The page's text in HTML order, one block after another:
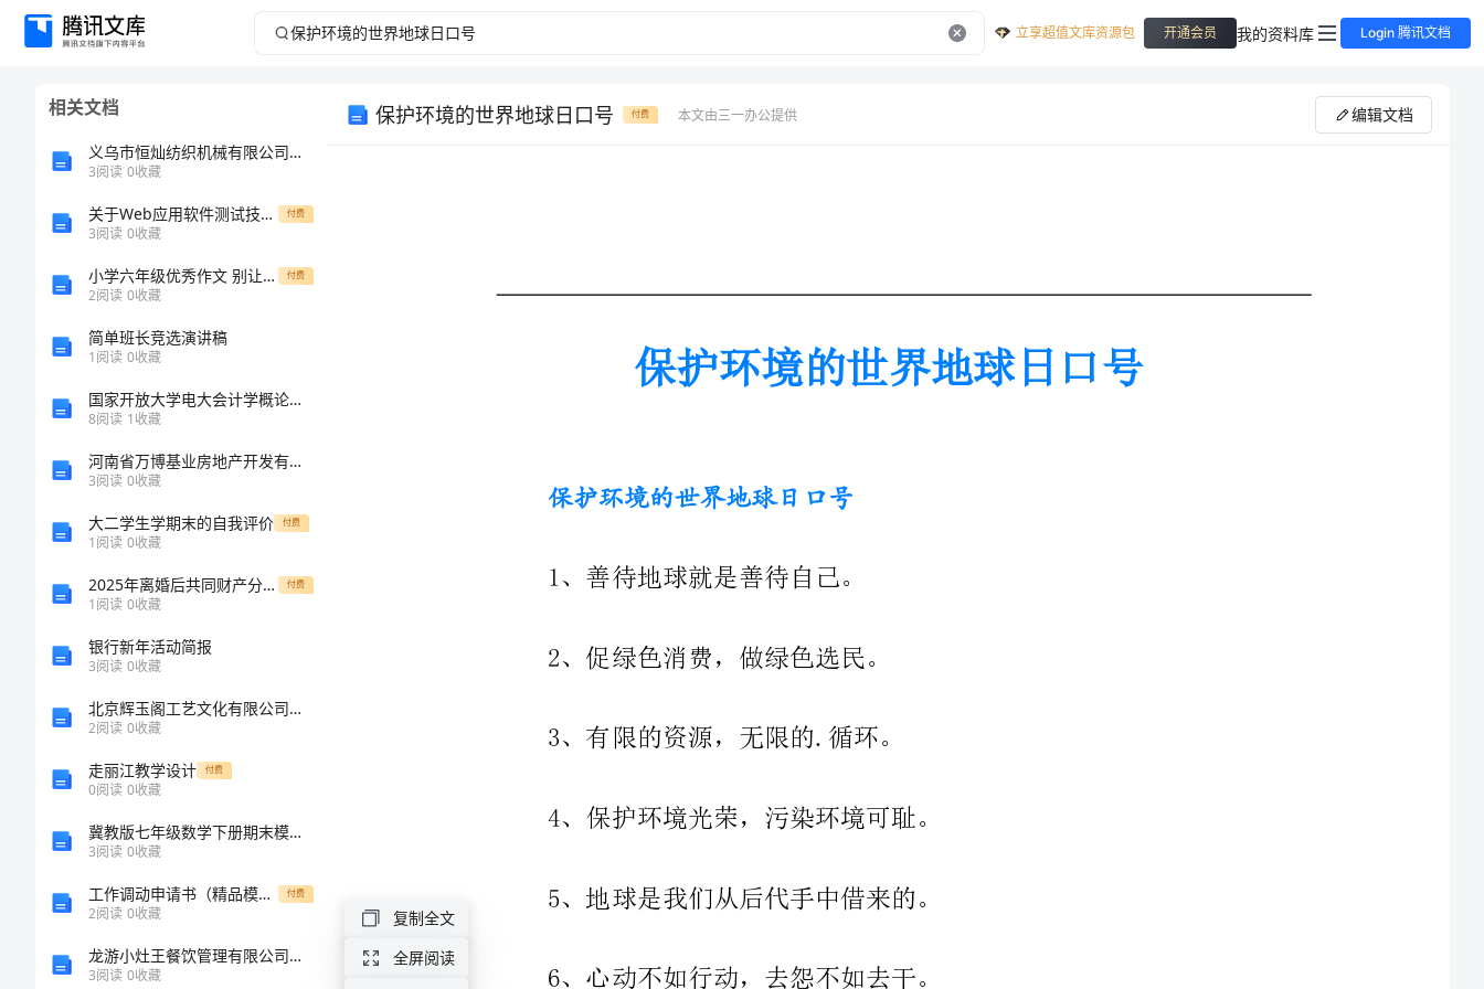
保
立享超值文库资源包 开通会员 我的资料库 Login 腾讯文档
相关文档
义乌市恒灿纺织机械有限公司介绍企业发展分析报告
3阅读 0收藏
关于Web应用软件测试技术的探讨 付费
3阅读 0收藏
小学六年级优秀作文 别让爱走远 付费
2阅读 0收藏
简单班长竞选演讲稿
1阅读 0收藏
国家开放大学电大会计学概论医学生物化学网络课形考网考作业合集答案
8阅读 1收藏
河南省万博基业房地产开发有限公司介绍企业发展分析报告
3阅读 0收藏
大二学生学期末的自我评价 付费
1阅读 0收藏
2025年离婚后共同财产分割保障合同范本 付费
1阅读 0收藏
银行新年活动简报
3阅读 0收藏
北京辉玉阁工艺文化有限公司介绍企业发展分析报告
2阅读 0收藏
走丽江教学设计 付费
0阅读 0收藏
冀教版七年级数学下册期末模拟考试加答案
3阅读 0收藏
工作调动申请书（精品模板） 付费
2阅读 0收藏
龙游小灶王餐饮管理有限公司介绍企业发展分析报告
3阅读 0收藏
保护环境的世界地球日口号 付费 本文由三一办公提供 编辑文档
保护环境的世界地球日口号
保护环境的世界地球日口号
2、促绿色消费，做绿色选民。
3、有限的资源，无限的.循环。
7、环保不分民族，生态没有国界。
8、追求绿色时尚，拥抱绿色生活。
复制全文
全屏阅读